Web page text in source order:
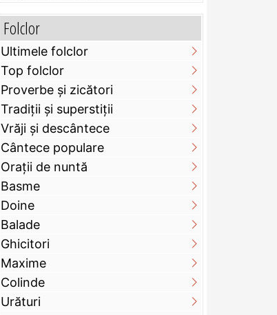
Folclor
Ultimele folclor
Top folclor
Proverbe și zicători
Tradiții și superstiții
Vrăji și descântece
Cântece populare
Orații de nuntă
Basme
Doine
Balade
Ghicitori
Maxime
Colinde
Urături